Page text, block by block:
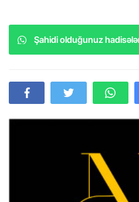
Şahidi olduğunuz